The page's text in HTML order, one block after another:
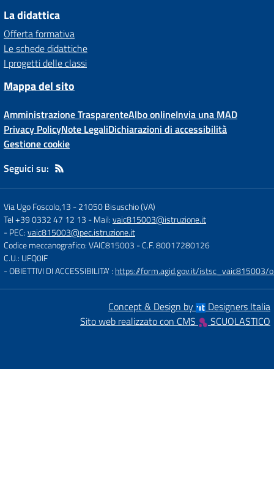
La didattica
Offerta formativa
Le schede didattiche
I progetti delle classi
Mappa del sito
Amministrazione TrasparenteAlbo onlineInvia una MAD
Privacy PolicyNote LegaliDichiarazioni di accessibilità
Gestione cookie
Seguici su:
Via Ugo Foscolo,13 -21050 Bisuschio (VA)
Tel +39 0332 47 12 13 - Mail:vaic815003@istruzione.it
- PEC:vaic815003@pec.istruzione.it
Codice meccanografico: VAIC815003 - C.F. 80017280126
C.U.: UFQ0IF
- OBIETTIVI DI ACCESSIBILITA' : https://form.agid.gov.it/istsc_vaic815003/
Concept & Design by
Designers Italia
Sito web realizzato con CMS
SCUOLASTICO